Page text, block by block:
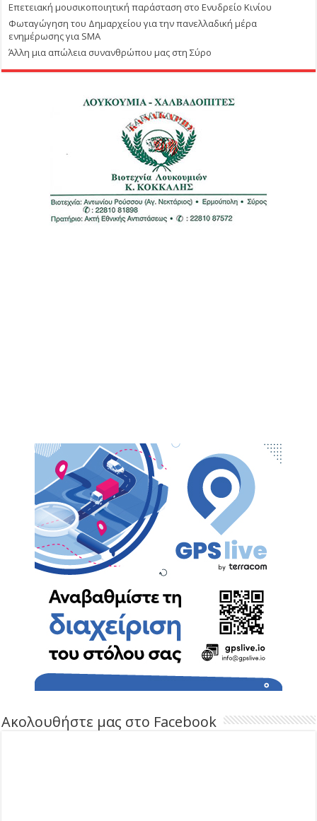
Επετειακή μουσικοποιητική παράσταση στο Ενυδρείο Κινίου
Φωταγώγηση του Δημαρχείου για την πανελλαδική μέρα
ενημέρωσης για SMA
Άλλη μια απώλεια συνανθρώπου μας στη Σύρο
Ακολουθήστε μας στο Facebook